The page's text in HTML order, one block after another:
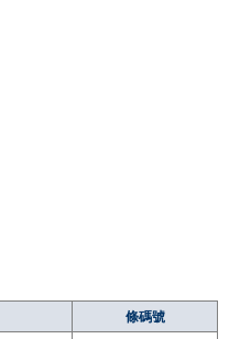
條碼號